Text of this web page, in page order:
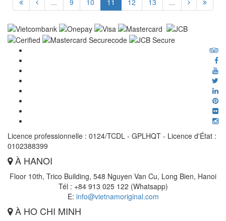
Licence professionnelle : 0124/TCDL - GPLHQT - Licence d'État :
0102388399
À HANOI
Floor 10th, Trico Building, 548 Nguyen Van Cu, Long Bien, Hanoi
Tél : +84 913 025 122 (Whatsapp)
E: info@vietnamoriginal.com
À HO CHI MINH